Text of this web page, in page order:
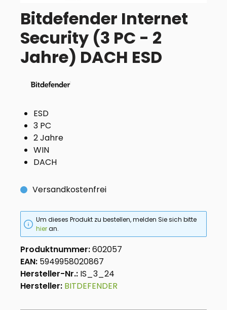
Bitdefender Internet
Security (3 PC - 2
Jahre) DACH ESD
ESD
3 PC
2 Jahre
WIN
DACH
Versandkostenfrei
Um dieses Produkt zu bestellen, melden Sie sich bitte
hieran.
Produktnummer:602057
EAN: 5949958020867
Hersteller-Nr.: IS_3_24
Hersteller: BITDEFENDER